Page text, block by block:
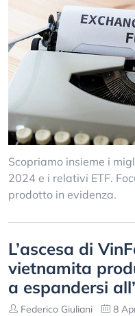
Scopriamo insieme i
2024 e i relativi ETF.
prodotto in evidenza.
L’ascesa di
vietnamita
a espandersi
Federico Giuliani 8